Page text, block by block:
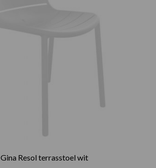
Gina Resol terrasstoel wit